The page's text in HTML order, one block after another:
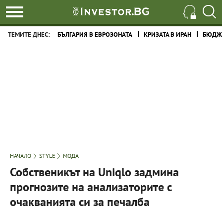
ТЕМИТЕ ДНЕС: БЪЛГАРИЯ В ЕВРОЗОНАТА КРИЗАТА В ИРАН
НАЧАЛО STYLE МОДА
Собственикът на Uniqlo задмина
прогнозите на анализаторите с
очакванията си за печалба